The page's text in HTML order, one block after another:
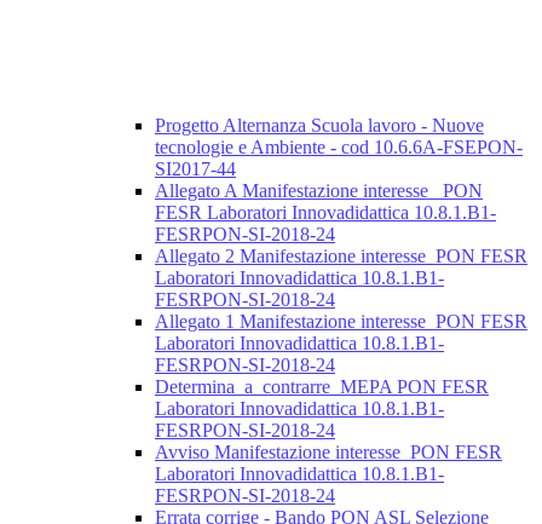
Progetto Alternanza Scuola lavoro - Nuove
tecnologie e Ambiente - cod 10.6.6A-FSEPON-
SI2017-44
Allegato A Manifestazione interesse_ PON
FESR Laboratori Innovadidattica 10.8.1.B1-
FESRPON-SI-2018-24
Allegato 2 Manifestazione interesse_PON FESR
Laboratori Innovadidattica 10.8.1.B1-
FESRPON-SI-2018-24
Allegato 1 Manifestazione interesse_PON FESR
Laboratori Innovadidattica 10.8.1.B1-
FESRPON-SI-2018-24
Determina_a_contrarre_MEPA PON FESR
Laboratori Innovadidattica 10.8.1.B1-
FESRPON-SI-2018-24
Avviso Manifestazione interesse_PON FESR
Laboratori Innovadidattica 10.8.1.B1-
FESRPON-SI-2018-24
Errata corrige - Bando PON ASL Selezione